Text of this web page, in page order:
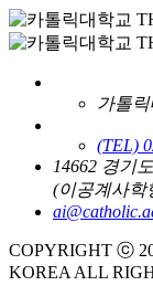
가톨
(TEL)
14662 경기
(이공계사학
COPYRIGHT ⓒ
KOREA ALL